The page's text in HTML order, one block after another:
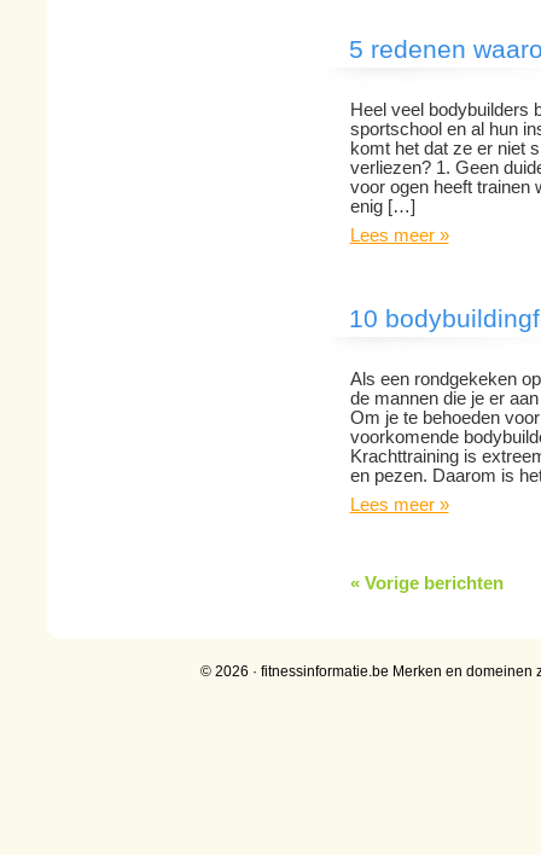
5 redenen
Heel veel bodybuilders
sportschool en al hun
komt het dat ze er niet
verliezen? 1. Geen
voor ogen heeft trainen
enig […]
Lees meer »
10
Als een rondgekeken
de mannen die je er
Om je te behoeden
voorkomende
Krachttraining is
en pezen. Daarom is
Lees meer »
« Vorige berichten
© 2026 · fitnessinformatie.be Merken en